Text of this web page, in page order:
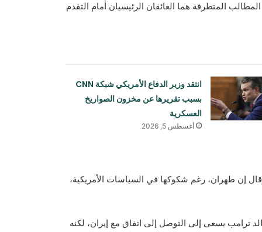
المتطرفة هما العائقان الرئيسيان أمام التقدم
انتقد وزير الدفاع الأمريكي شبكة CNN
بسبب تقريرها عن مخزون الصواريخ
العسكرية
أغسطس 5, 2026
إن طهران، رغم شكوكها في السياسات الأمريكية،
ترامب يسعى إلى التوصل إلى اتفاق مع إيران، لكنه